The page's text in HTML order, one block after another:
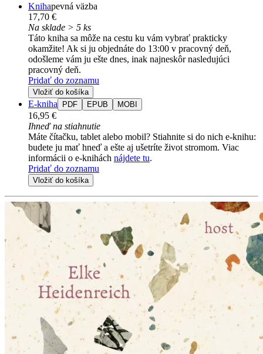
Knihapevná väzba
17,70 €
Na sklade > 5 ks
Táto kniha sa môže na cestu ku vám vybrať prakticky
okamžite! Ak si ju objednáte do 13:00 v pracovný deň,
odošleme vám ju ešte dnes, inak najneskôr nasledujúci
pracovný deň.
Pridať do zoznamu
Vložiť do košíka
E-kniha PDF EPUB MOBI
16,95 €
Ihneď na stiahnutie
Máte čítačku, tablet alebo mobil? Stiahnite si do nich e-knihu:
budete ju mať hneď a ešte aj ušetríte život stromom. Viac
informácii o e-knihách nájdete tu.
Pridať do zoznamu
Vložiť do košíka